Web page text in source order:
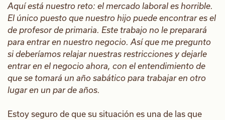
Aquí está nuestro reto: el mercado laboral es horrible.
El único puesto que nuestro hijo puede encontrar es el
de profesor de primaria. Este trabajo no le preparará
para entrar en nuestro negocio. Así que me pregunto
si deberíamos relajar nuestras restricciones y dejarle
entrar en el negocio ahora, con el entendimiento de
que se tomará un año sabático para trabajar en otro
lugar en un par de años.
Estoy seguro de que su situación es una de las que